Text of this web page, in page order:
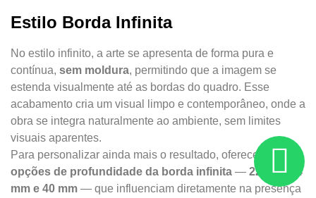
Estilo Borda Infinita
No estilo infinito, a arte se apresenta de forma pura e
contínua, sem moldura, permitindo que a imagem se
estenda visualmente até as bordas do quadro. Esse
acabamento cria um visual limpo e contemporâneo, onde a
obra se integra naturalmente ao ambiente, sem limites
visuais aparentes.
Para personalizar ainda mais o resultado, oferecemos
três
opções de profundidade da borda infinita — 22 mm, 34
mm e 40 mm — que influenciam diretamente na presença